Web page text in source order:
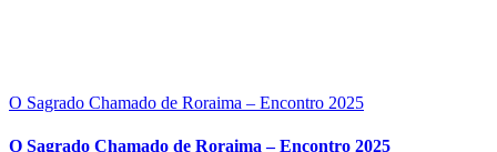
O Sagrado Chamado de Roraima – Encontro 2025
O Sagrado Chamado de Roraima – Encontro 2025